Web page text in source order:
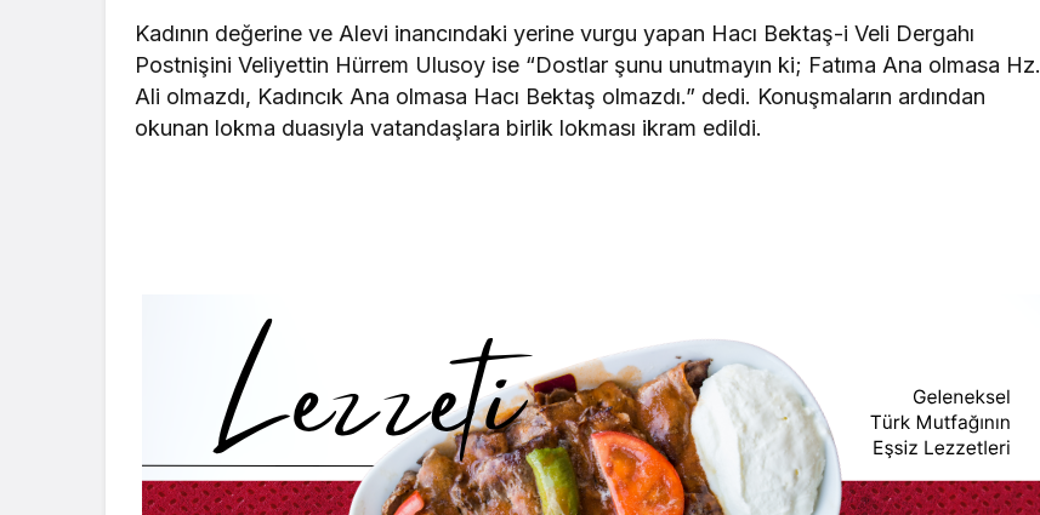
Kadının değerine ve Alevi inancındaki yerine vurgu yapan Hacı Bektaş-i Veli Dergahı
Postnişini Veliyettin Hürrem Ulusoy ise “Dostlar şunu unutmayın ki; Fatıma Ana olmasa Hz.
Ali olmazdı, Kadıncık Ana olmasa Hacı Bektaş olmazdı.” dedi. Konuşmaların ardından
okunan lokma duasıyla vatandaşlara birlik lokması ikram edildi.